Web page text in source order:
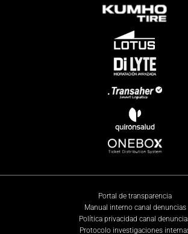
Portal de transparencia
Manual interno canal denuncias
Política privacidad canal
Protocolo investigaciones